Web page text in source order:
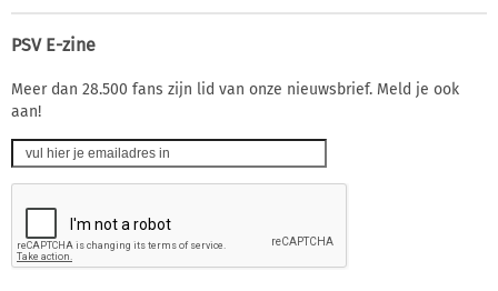
PSV E-zine
Meer dan 28.500 fans zijn lid van onze nieuwsbrief. Meld je ook
aan!